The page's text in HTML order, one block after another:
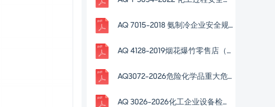
AQ 7015-2018 氨制冷企业安全规范
AQ 4128-2019烟花爆竹零售店（点）安全技术规范
AQ3072-2026危险化学品重大危险源安全包保责任管理要求
AQ 3026-2026化工企业设备检修作业安全规范